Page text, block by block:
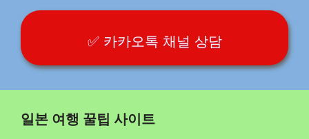
✅ 카카오톡 채널 상담
일본 여행 꿀팁 사이트